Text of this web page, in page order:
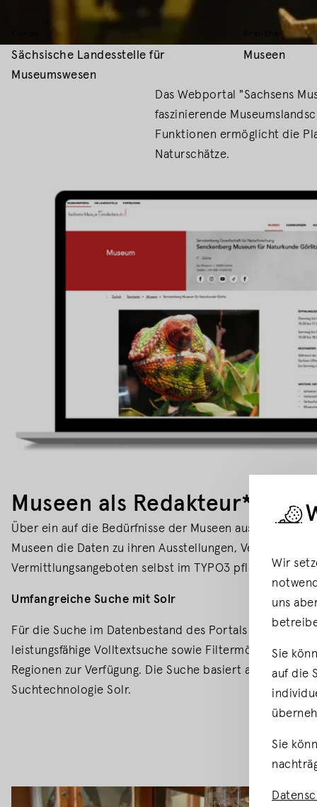
Fakten
Sächsische Landesstelle für
Museumswesen
Museen
Das Webportal "Sachsens
faszinierende
Funktionen ermöglicht die
Naturschätze.
Museen als
Über ein auf die Bedürfnisse der Museen ausgelegtes
Museen die Daten zu ihren Ausstellungen,
Vermittlungsangeboten selbst im TYPO3 pflegen.
Umfangreiche Suche mit Solr
Für die Suche im Datenbestand des Portals steht für
leistungsfähige Volltextsuche sowie Filtermöglichkeiten
Regionen zur Verfügung. Die Suche basiert auf der
Suchtechnologie Solr.
Wir
uns
Sie
auf die
Sie